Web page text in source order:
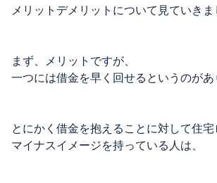
メリットデメリットについて見ていきま
まず、メリットですが、
一つには借金を早く回せるというのがあ
とにかく借金を抱えることに対して住宅
マイナスイメージを持っている人は、